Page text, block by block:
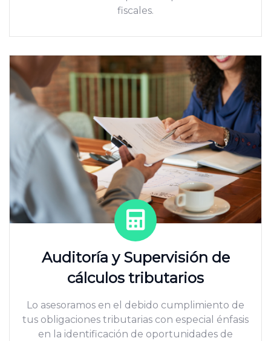
fiscales.
Auditoría y Supervisión de
cálculos tributarios
Lo asesoramos en el debido cumplimiento de
tus obligaciones tributarias con especial énfasis
en la identificación de oportunidades de